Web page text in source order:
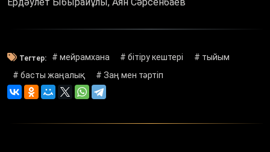
Тегтер: # мейрамхана # бітіру кештері
# тыйым
# басты жаңалық
# Заң мен тәртіп